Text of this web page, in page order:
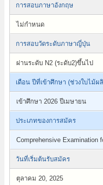
การสอบภาษาอังกฤษ
ไม่กำหนด
การสอบวัดระดับภาษาญี่ปุ่น
ผ่านระดับ N2 (ระดับ2)ขึ้นไป
เดือน ปีที่เข้าศึกษา (ช่วงใบไม้ผ
เข้าศึกษา 2026 ปีเมษายน
ประเภทของการสมัคร
Comprehensive Examination
วันที่เริ่มต้นรับสมัคร
ตุลาคม 20, 2025